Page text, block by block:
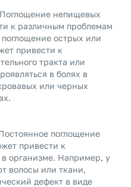
непищевых
к различным проблемам
острых или
привести к
тракта или
в болях в
или черных
поглощение
привести к
организме. Например, у
волосы или ткани,
дефект в виде